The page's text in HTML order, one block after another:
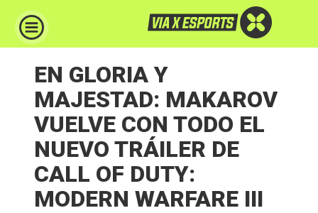
EN GLORIA Y
MAJESTAD: MAKAROV
VUELVE CON TODO EL
NUEVO TRÁILER DE
CALL OF DUTY:
MODERN WARFARE III